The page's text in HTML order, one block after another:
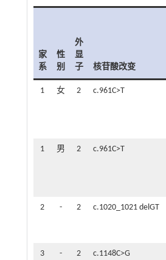
家
系
性
别
外
显
子
核苷酸改变
1 女 2 c.961C>T
1 男 2 c.961C>T
2 - 2 c.1020_1021 delGT
3 - 2 c.1148C>G